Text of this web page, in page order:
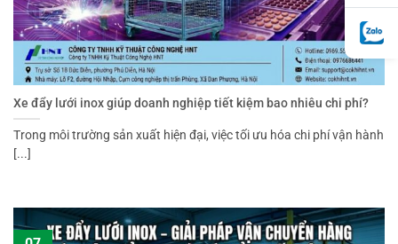
Xe đẩy lưới inox giúp doanh nghiệp tiết kiệm bao nhiêu chi phí?
Trong môi trường sản xuất hiện đại, việc tối ưu hóa chi phí vận hành
[...]